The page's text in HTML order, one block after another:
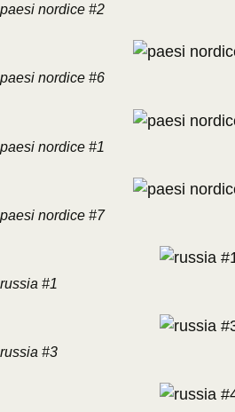
paesi nordice #2
paesi nordice #6
paesi nordice #1
paesi nordice #7
russia #1
russia #3